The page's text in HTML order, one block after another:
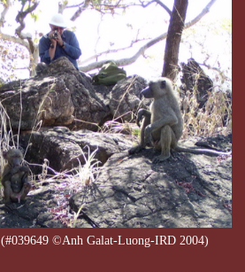
(#039649 ©Anh Galat-Luong-IRD 2004)